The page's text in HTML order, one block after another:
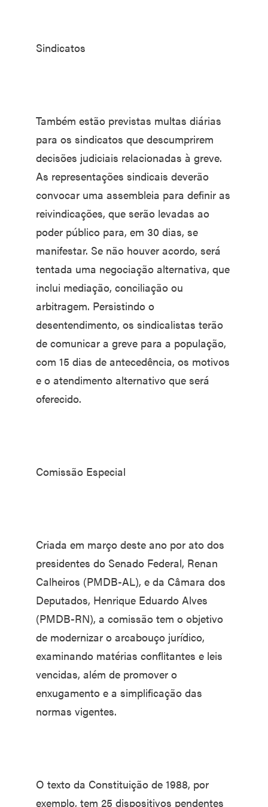
Sindicatos
Também estão previstas multas diárias
para os sindicatos que descumprirem
decisões judiciais relacionadas à greve.
As representações sindicais deverão
convocar uma assembleia para definir as
reivindicações, que serão levadas ao
poder público para, em 30 dias, se
manifestar. Se não houver acordo, será
tentada uma negociação alternativa, que
inclui mediação, conciliação ou
arbitragem. Persistindo o
desentendimento, os sindicalistas terão
de comunicar a greve para a população,
com 15 dias de antecedência, os motivos
e o atendimento alternativo que será
oferecido.
Comissão Especial
Criada em março deste ano por ato dos
presidentes do Senado Federal, Renan
Calheiros (PMDB-AL), e da Câmara dos
Deputados, Henrique Eduardo Alves
(PMDB-RN), a comissão tem o objetivo
de modernizar o arcabouço jurídico,
examinando matérias conflitantes e leis
vencidas, além de promover o
enxugamento e a simplificação das
normas vigentes.
O texto da Constituição de 1988, por
exemplo, tem 25 dispositivos pendentes